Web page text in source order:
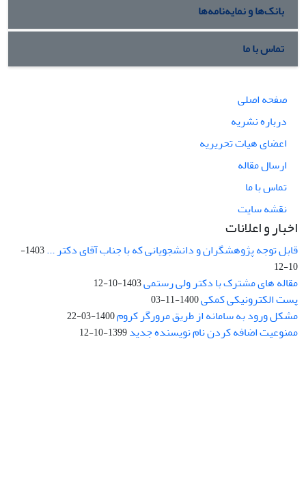
بانک‌ها و نمایه‌نامه‌ها
تماس با ما
صفحه اصلی
درباره نشریه
اعضای هیات تحریریه
ارسال مقاله
تماس با ما
نقشه سایت
اخبار و اعلانات
قابل توجه پژوهشگران و دانشجویانی که با جناب آقای دکتر ...
1403-
10-12
مقاله های مشترک با دکتر ولی رستمی1403-10-12
پست الکترونیکی کمکی1400-11-03
مشکل ورود به سامانه از طریق مرورگر کروم1400-03-22
ممنوعیت اضافه کردن نام نویسنده جدید1399-10-12